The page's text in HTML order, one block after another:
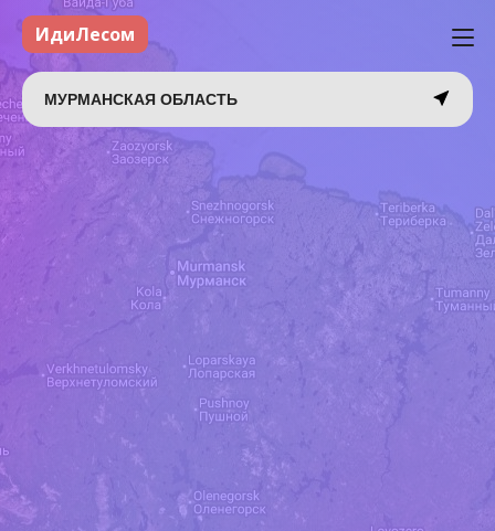
ИдиЛесом
МУРМАНСКАЯ ОБЛАСТЬ